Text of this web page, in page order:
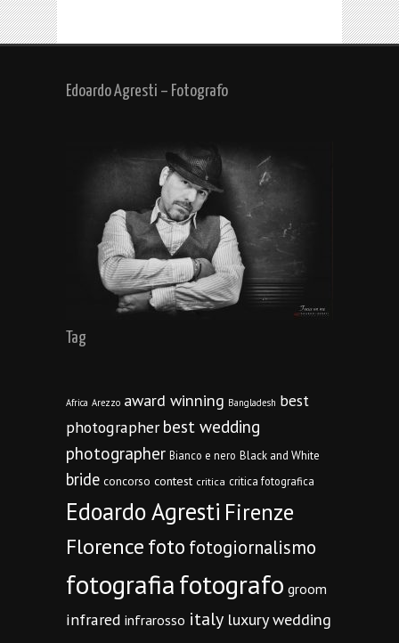
Edoardo Agresti – Fotografo
Tag
Africa Arezzo award winning Bangladesh best
photographer best wedding
photographer Bianco e nero Black and White
bride concorso contest critica critica fotografica
Edoardo Agresti Firenze
Florencefoto fotogiornalismo
fotografiafotografo groom
infrared infrarosso italy luxury wedding